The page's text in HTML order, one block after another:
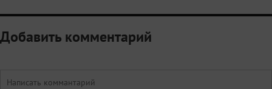
Добавить комментарий